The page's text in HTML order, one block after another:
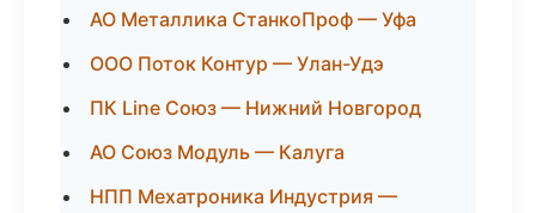
АО Металлика СтанкоПроф — Уфа
ООО Поток Контур — Улан-Удэ
ПК Line Союз — Нижний Новгород
АО Союз Модуль — Калуга
НПП Мехатроника Индустрия —